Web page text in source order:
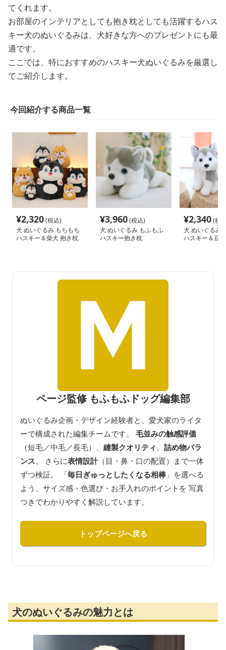
てくれます。
お部屋のインテリアとしても抱き枕としても活躍するハス
キー犬のぬいぐるみは、犬好きな方へのプレゼントにも最
適です。
ここでは、特におすすめのハスキー犬ぬいぐるみを厳選し
てご紹介します。
今回紹介する商品一覧
¥2,320(税込)
犬 ぬいぐるみ もちもち
ハスキー＆柴犬 抱き枕
¥3,960(税込)
犬 ぬいぐるみ もふもふ
ハスキー抱き枕
¥2,340(税
犬 ぬいぐるみ
ハスキー＆豆
ページ監修 もふもふドッグ編集部
ぬいぐるみ企画・デザイン経験者と、愛犬家のライタ
ーで構成された編集チームです。 毛並みの触感評価
（短毛／中毛／長毛）、 縫製クオリティ
詰め物バラ
ンス 、 さらに表情設計（目・鼻・口の配置）まで一体
ずつ検証。 「毎日ぎゅっとしたくなる相棒 」を選べる
よう、サイズ感・色選び・お手入れのポイントを 写真
つきでわかりやすく解説しています。
トップページへ戻る
犬のぬいぐるみの魅力とは